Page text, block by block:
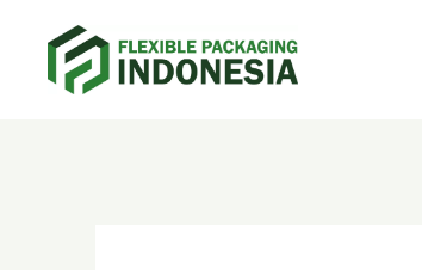
content